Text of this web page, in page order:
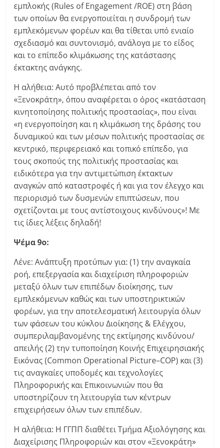
εμπλοκής (Rules of Engagement /ROE) στη βάση
των οποίων θα ενεργοποιείται η συνδρομή των
εμπλεκόμενων φορέων και θα τίθεται υπό ενιαίο
σχεδιασμό και συντονισμό, ανάλογα με το είδος
και το επίπεδο κλιμάκωσης της κατάστασης
έκτακτης ανάγκης.
Η αλήθεια: Αυτό προβλέπεται από τον
«Ξενοκράτη», όπου αναφέρεται ο όρος «κατάσταση
κινητοποίησης πολιτικής προστασίας», που είναι
«η ενεργοποίηση και η κλιμάκωση της δράσης του
δυναμικού και των μέσων πολιτικής προστασίας σε
κεντρικό, περιφερειακό και τοπικό επίπεδο, για
τους σκοπούς της πολιτικής προστασίας και
ειδικότερα για την αντιμετώπιση έκτακτων
αναγκών από καταστροφές ή και για τον έλεγχο και
περιορισμό των δυσμενών επιπτώσεων, που
σχετίζονται με τους αντίστοιχους κινδύνους»! Με
τις ίδιες λέξεις δηλαδή!
Ψέμα 9ο:
Λένε: Ανάπτυξη προτύπων για: (1) την αναγκαία
ροή, επεξεργασία και διαχείριση πληροφοριών
μεταξύ όλων των επιπέδων διοίκησης, των
εμπλεκόμενων καθώς και των υποστηρικτικών
φορέων, για την αποτελεσματική λειτουργία όλων
των φάσεων του κύκλου Διοίκησης & Ελέγχου,
συμπεριλαμβανομένης της εκτίμησης κινδύνου/
απειλής (2) την τυποποίηση Κοινής Επιχειρησιακής
Εικόνας (Common Operational Picture–COP) και (3)
τις αναγκαίες υποδομές και τεχνολογίες
Πληροφορικής και Επικοινωνιών που θα
υποστηρίζουν τη λειτουργία των κέντρων
επιχειρήσεων όλων των επιπέδων.
Η αλήθεια: Η ΓΓΠΠ διαθέτει Τμήμα Αξιολόγησης και
Διαχείρισης Πληροφοριών και στον «Ξενοκράτη»